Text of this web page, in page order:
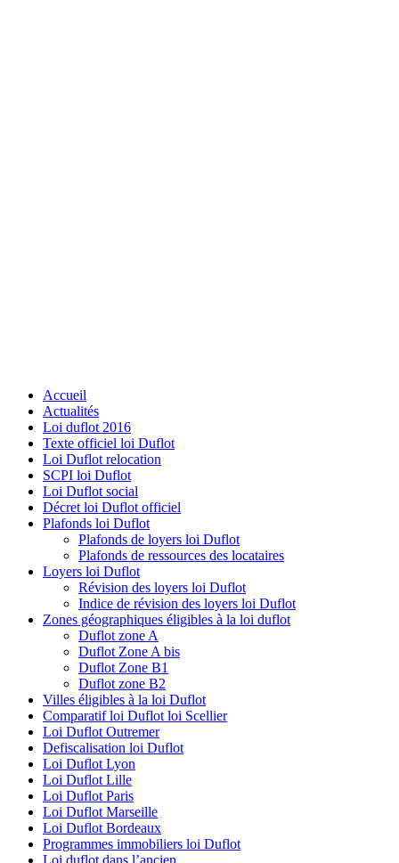
Accueil
Actualités
Loi duflot 2016
Texte officiel loi Duflot
Loi Duflot relocation
SCPI loi Duflot
Loi Duflot social
Décret loi Duflot officiel
Plafonds loi Duflot
Plafonds de loyers loi Duflot
Plafonds de ressources des locataires
Loyers loi Duflot
Révision des loyers loi Duflot
Indice de révision des loyers loi Duflot
Zones géographiques éligibles à la loi duflot
Duflot zone A
Duflot Zone A bis
Duflot Zone B1
Duflot zone B2
Villes éligibles à la loi Duflot
Comparatif loi Duflot loi Scellier
Loi Duflot Outremer
Defiscalisation loi Duflot
Loi Duflot Lyon
Loi Duflot Lille
Loi Duflot Paris
Loi Duflot Marseille
Loi Duflot Bordeaux
Programmes immobiliers loi Duflot
Loi duflot dans l’ancien